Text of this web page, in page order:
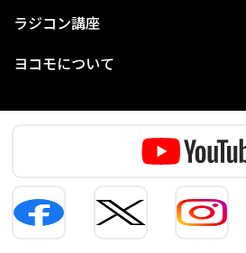
ラジコン講座
ヨコモについて